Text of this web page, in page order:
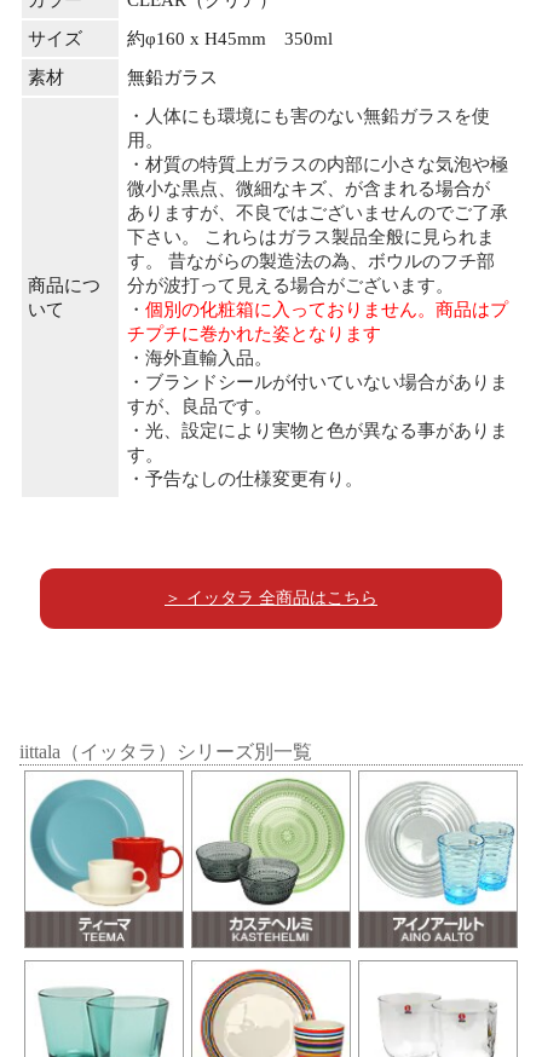
サイズ
約φ160 x H45mm 350ml
素材
無鉛ガラス
商品につ
いて
・人体にも環境にも害のない無鉛ガラスを使
用。
・材質の特質上ガラスの内部に小さな気泡や極
微小な黒点、微細なキズ、が含まれる場合が
ありますが、不良ではございませんのでご了承
下さい。 これらはガラス製品全般に見られま
す。 昔ながらの製造法の為、ボウルのフチ部
分が波打って見える場合がございます。
・ 個別の化粧箱に入っておりません。商品はプ
チプチに巻かれた姿となります
・海外直輸入品。
・ブランドシールが付いていない場合がありま
すが、良品です。
・光、設定により実物と色が異なる事がありま
す。
・予告なしの仕様変更有り。
＞ イッタラ 全商品はこちら
iittala（イッタラ）シリーズ別一覧